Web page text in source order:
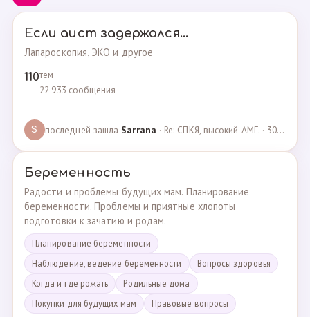
Если аист задержался...
Лапароскопия, ЭКО и другое
110тем
22 933 сообщения
S последней зашла Sarrana · Re: СПКЯ, высокий АМГ. · 30.04.2025
Беременность
Радости и проблемы будущих мам. Планирование
беременности. Проблемы и приятные хлопоты
подготовки к зачатию и родам.
Планирование беременности
Наблюдение, ведение беременности
Вопросы здоровья
Когда и где рожать
Родильные дома
Покупки для будущих мам
Правовые вопросы